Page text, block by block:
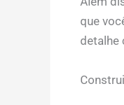
que
detalhe